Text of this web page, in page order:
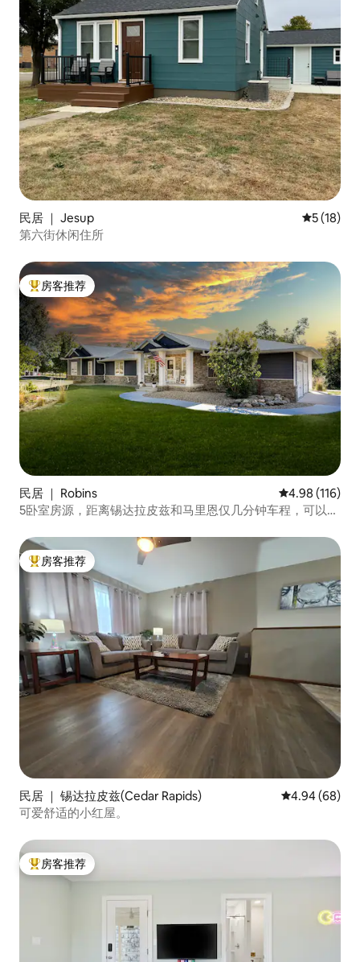
民居 ｜ Jesup 平均评分
5 (18)
第六街休闲住所
热门「房客推荐」
房客推荐
民居 ｜ Robins 平均评分 4.98
4.98 (116)
5卧室房源，距离锡达拉皮兹和马里恩仅几分钟车程，可以放
热门「房客推荐」
房客推荐
民居 ｜ 锡达拉皮兹(Cedar Rapids) 平均评分 4.94
4.94 (68)
可爱舒适的小红屋。
热门「房客推荐」
房客推荐